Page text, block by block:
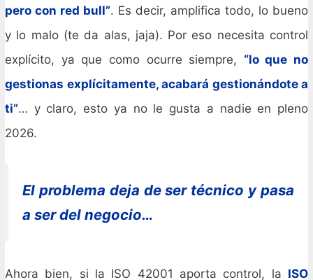
pero con red bull”. Es decir, amplifica todo, lo bueno
y lo malo (te da alas, jaja). Por eso necesita control
explícito, ya que como ocurre siempre, “lo que no
gestionas explícitamente, acabará gestionándote a
ti”… y claro, esto ya no le gusta a nadie en pleno
2026.
El problema deja de ser técnico y pasa
a ser del negocio…
Ahora bien, si la ISO 42001 aporta control, la ISO